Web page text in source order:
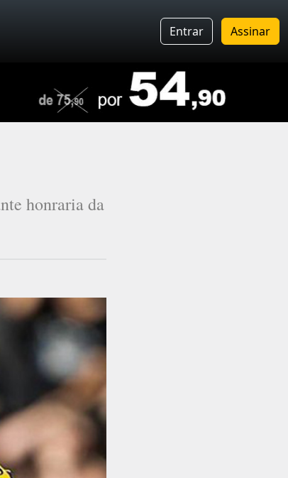
Entrar Assinar
honraria da